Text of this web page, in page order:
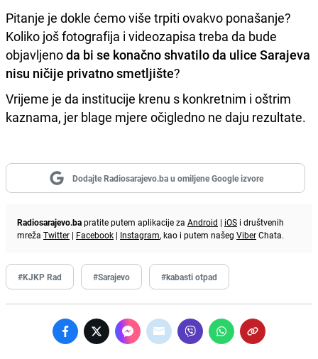
Pitanje je dokle ćemo više trpiti ovakvo ponašanje?
Koliko još fotografija i videozapisa treba da bude
objavljenoda bi se konačno shvatilo da ulice Sarajeva
nisu ničije privatno smetljište?
Vrijeme je da institucije krenu s konkretnim i oštrim
kaznama, jer blage mjere očigledno ne daju rezultate.
Dodajte Radiosarajevo.ba u omiljene Google izvore
Radiosarajevo.bapratite putem aplikacije za Android | iOS i društvenih
mreža Twitter | Facebook | Instagram, kao i putem našeg ViberChata.
#KJKP Rad #Sarajevo #kabasti otpad